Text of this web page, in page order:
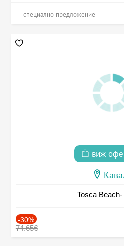
специално предложение
виж
Tosca Beach-
-30%
74.65€